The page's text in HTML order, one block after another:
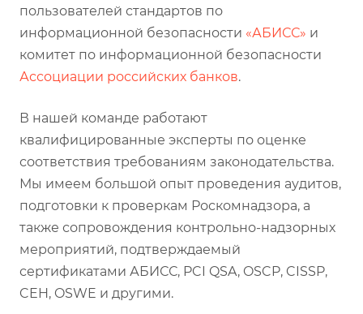
пользователей стандартов по
информационной безопасности «АБИСС» и
комитет по информационной безопасности
Ассоциации российских банков.
В нашей команде работают
квалифицированные эксперты по оценке
соответствия требованиям законодательства.
Мы имеем большой опыт проведения аудитов,
подготовки к проверкам Роскомнадзора, а
также сопровождения контрольно-надзорных
мероприятий, подтверждаемый
сертификатами АБИСС, PCI QSA, OSCP, CISSP,
CEH, OSWE и другими.